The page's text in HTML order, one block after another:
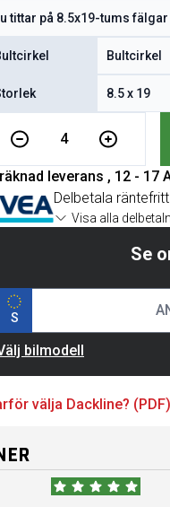
4
leverans , 12 - 17
Delbetala
Visa alla
Se
S
bilmodell
välja Dackline? (PDF)